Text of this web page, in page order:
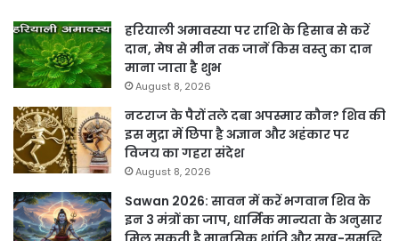
हरियाली अमावस्या पर राशि के हिसाब से करें
दान, मेष से मीन तक जानें किस वस्तु का दान
माना जाता है शुभ
August 8, 2026
नटराज के पैरों तले दबा अपस्मार कौन? शिव की
इस मुद्रा में छिपा है अज्ञान और अहंकार पर
विजय का गहरा संदेश
August 8, 2026
Sawan 2026: सावन में करें भगवान शिव के
इन 3 मंत्रों का जाप, धार्मिक मान्यता के अनुसार